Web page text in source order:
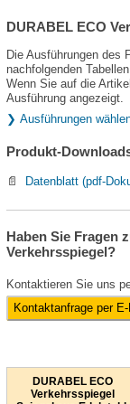
DURABEL ECO
Die Ausführungen des
nachfolgenden
Wenn Sie auf die
Ausführung angezeigt.
❯ Ausführungen
Produkt-
📄 Datenblatt (pdf-
Haben Sie Fragen
Verkehrsspiegel?
Kontaktieren Sie uns
Kontaktanfrage per E-
DURABEL ECO
Verkehrsspiegel